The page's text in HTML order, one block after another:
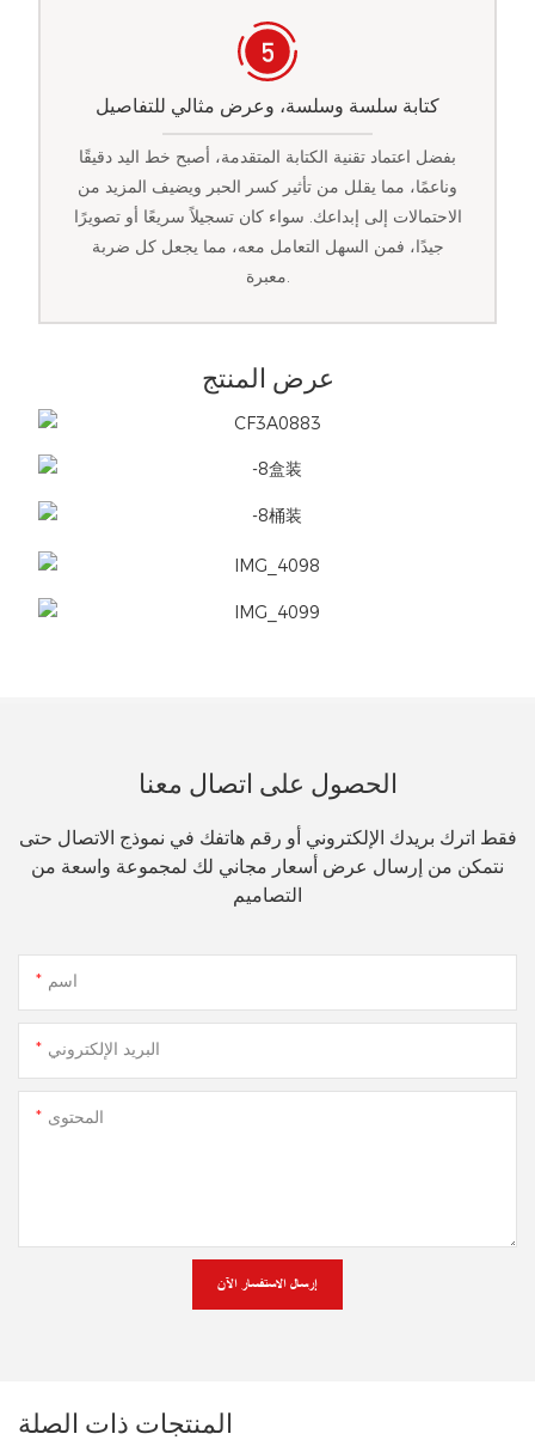
كتابة سلسة وسلسة، وعرض مثالي للتفاصيل
بفضل اعتماد تقنية الكتابة المتقدمة، أصبح خط اليد دقيقًا
وناعمًا، مما يقلل من تأثير كسر الحبر ويضيف المزيد من
الاحتمالات إلى إبداعك. سواء كان تسجيلاً سريعًا أو تصويرًا
جيدًا، فمن السهل التعامل معه، مما يجعل كل ضربة
معبرة.
عرض المنتج
الحصول على اتصال معنا
فقط اترك بريدك الإلكتروني أو رقم هاتفك في نموذج الاتصال حتى
نتمكن من إرسال عرض أسعار مجاني لك لمجموعة واسعة من
التصاميم
اسم
البريد الإلكتروني
المحتوى
إرسال الاستفسار الآن
المنتجات ذات الصلة